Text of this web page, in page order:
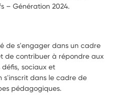
– Génération 2024.
de s'engager dans un cadre
de contribuer à répondre aux
sociaux et
s'inscrit dans le cadre de
pédagogiques.